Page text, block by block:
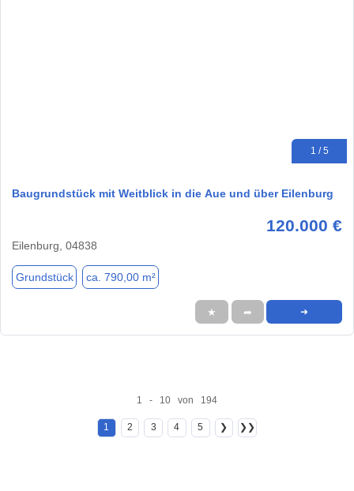
1 / 5
Baugrundstück mit Weitblick in die Aue und über Eilenburg
120.000 €
Eilenburg, 04838
Grundstück ca. 790,00 m²
★ ➦ ➜
1 - 10 von 194
1 2 3 4 5 ❯ ❯❯